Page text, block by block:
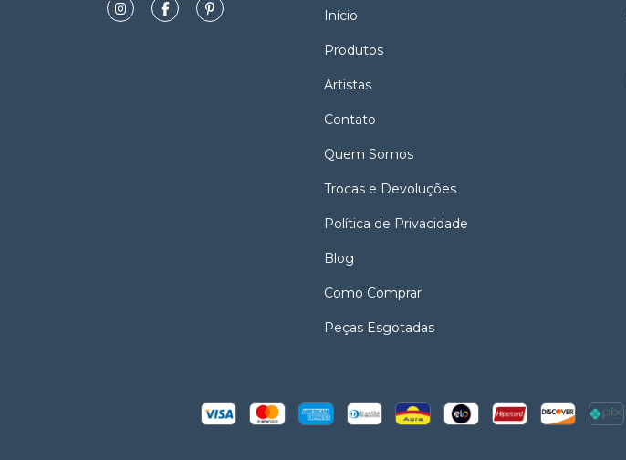
Início
Produtos
Artistas
Contato
Quem Somos
Trocas e Devoluções
Política de Privacidade
Blog
Como Comprar
Peças Esgotadas